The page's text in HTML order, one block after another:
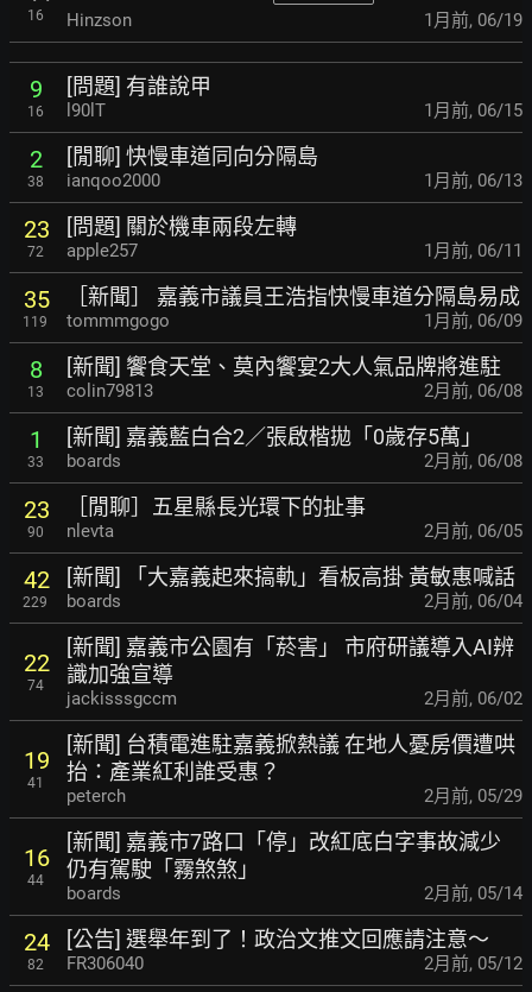
16 Hinzson 1月前, 06/19
9
16
[問題] 有誰說甲
l90lT 1月前, 06/15
2
38
[閒聊] 快慢車道同向分隔島
ianqoo2000 1月前, 06/13
23
72
[問題] 關於機車兩段左轉
apple257 1月前, 06/11
35
119
［新聞］ 嘉義市議員王浩指快慢車道分隔島易成
tommmgogo 1月前, 06/09
8
13
[新聞] 饗食天堂、莫內饗宴2大人氣品牌將進駐
colin79813 2月前, 06/08
1
33
[新聞] 嘉義藍白合2／張啟楷拋「0歲存5萬」
boards 2月前, 06/08
23
90
［閒聊］五星縣長光環下的扯事
nlevta 2月前, 06/05
42
229
[新聞] 「大嘉義起來搞軌」看板高掛 黃敏惠喊話
boards 2月前, 06/04
22
74
[新聞] 嘉義市公園有「菸害」 市府研議導入AI辨
識加強宣導
jackisssgccm 2月前, 06/02
19
41
[新聞] 台積電進駐嘉義掀熱議 在地人憂房價遭哄
抬：產業紅利誰受惠？
peterch 2月前, 05/29
16
44
[新聞] 嘉義市7路口「停」改紅底白字事故減少
仍有駕駛「霧煞煞」
boards 2月前, 05/14
24
82
[公告] 選舉年到了！政治文推文回應請注意～
FR306040 2月前, 05/12